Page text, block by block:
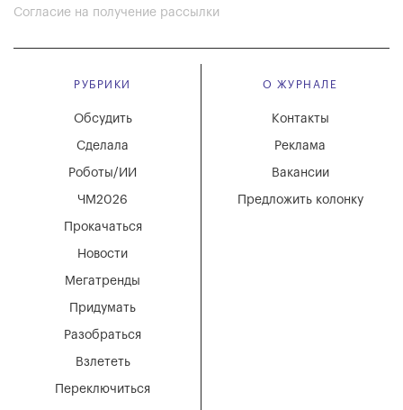
Согласие на получение рассылки
РУБРИКИ
Мегатренды
Придумать
Разобраться
Взлететь
Новости
Переключиться
Обсудить
Сделала
Роботы/ИИ
ЧМ2026
Прокачаться
О ЖУРНАЛЕ
Вакансии
Реклама
Контакты
Предложить колонку